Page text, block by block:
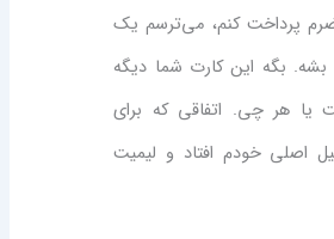
پرداخت کنم، می‌ترسم یک
بشه. بگه این کارت شما دیگه
یا هر چی. اتفاقی که برای
اصلی خودم افتاد و لیمیت